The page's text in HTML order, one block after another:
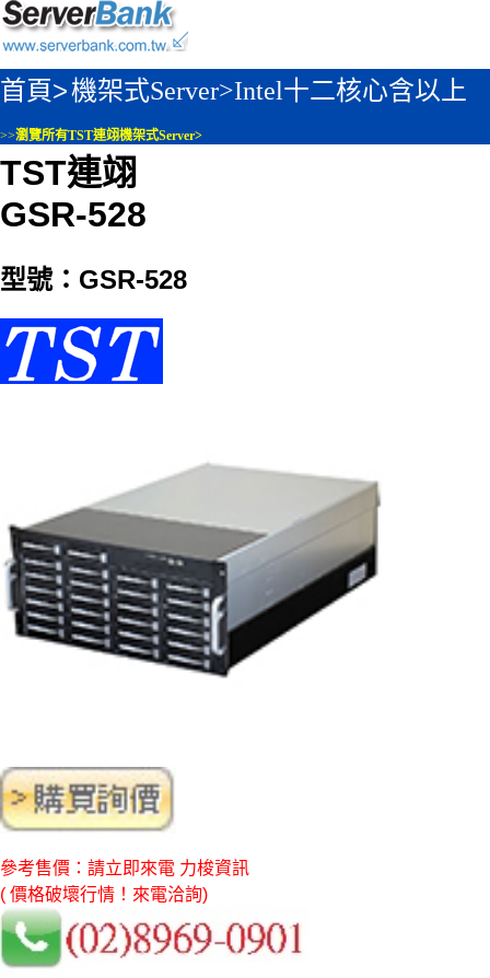
首頁>機架式Server>Intel十二核心含以上
>>瀏覽所有TST連翊機架式Server>
TST連翊
GSR-528
型號：GSR-528
參考售價：請立即來電 力梭資訊
( 價格破壞行情！來電洽詢)